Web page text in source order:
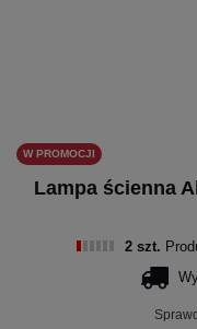
W PROMOCJI
Lampa ścienna
2 szt.